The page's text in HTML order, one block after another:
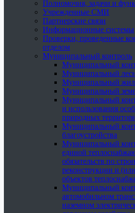
Полномочия, задачи и
Учрежденные СМИ
Партнерские связи
Информационные системы
Проверки, проведенные
отделом
Муниципальный контроль
Муниципальный
Муниципальный
Муниципальный
Муниципальный
Муниципальный
и использования
природных
Муниципальный
благоустройства
Муниципальный
единой
обязательств по
реконструкции и
объектов
Муниципальный
автомобильном
наземном